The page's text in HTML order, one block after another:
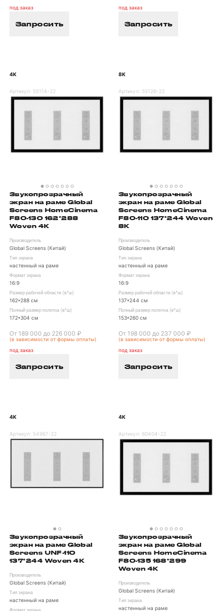
под заказ
Запросить
под заказ
Запросить
4K
Артикул: 55114-22
Звукопрозрачный
экран на раме Global
Screens HomeCinema
F80-130 162*288
Woven 4K
Производитель
Global Screens (Китай)
Тип экрана
настенный на раме
Формат экрана
16:9
Размер рабочей области (в*ш)
162*288 см
Полный размер полотна (в*ш)
172*304 см
От 189 000 до 226 000 ₽
(в зависимости от формы оплаты)
под заказ
Запросить
8K
Артикул: 55126-22
Звукопрозрачный
экран на раме Global
Screens HomeCinema
F80-110 137*244 Woven
8K
Производитель
Global Screens (Китай)
Тип экрана
настенный на раме
Формат экрана
16:9
Размер рабочей области (в*ш)
137*244 см
Полный размер полотна (в*ш)
153*260 см
От 198 000 до 237 000 ₽
(в зависимости от формы оплаты)
под заказ
Запросить
4K
Артикул: 54967-22
Звукопрозрачный
экран на раме Global
Screens UNF-110
137*244 Woven 4K
Производитель
Global Screens (Китай)
Тип экрана
настенный на раме
Формат экрана
4K
Артикул: 60404-22
Звукопрозрачный
экран на раме Global
Screens HomeCinema
F80-135 168*299
Woven 4K
Производитель
Global Screens (Китай)
Тип экрана
настенный на раме